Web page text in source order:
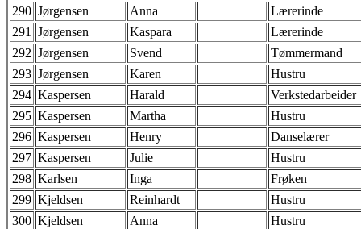
290 Jørgensen Anna
Lærerinde
291 Jørgensen Kaspara
Lærerinde
292 Jørgensen Svend
Tømmermand
293 Jørgensen Karen
Hustru
294 Kaspersen Harald
Verkstedarbeider
295 Kaspersen Martha
Hustru
296 Kaspersen Henry
Danselærer
297 Kaspersen Julie
Hustru
298 Karlsen Inga
Frøken
299 Kjeldsen Reinhardt
Hustru
300 Kjeldsen Anna
Hustru